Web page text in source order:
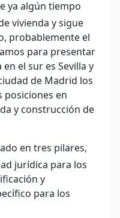
ya algún tiempo
vivienda y sigue
probablemente el
para presentar
el sur es Sevilla y
de Madrid los
posiciones en
y construcción de
en tres pilares,
jurídica para los
y
para los